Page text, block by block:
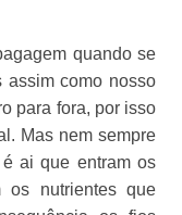
quando se
como nosso
para fora, por isso
Mas nem sempre
ai que entram os
os nutrientes que